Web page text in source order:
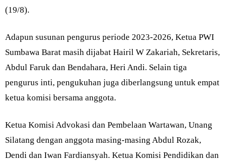
(19/8).
Adapun susunan pengurus periode 2023-2026, Ketua PWI
Sumbawa Barat masih dijabat Hairil W Zakariah, Sekretaris,
Abdul Faruk dan Bendahara, Heri Andi. Selain tiga
pengurus inti, pengukuhan juga diberlangsung untuk empat
ketua komisi bersama anggota.
Ketua Komisi Advokasi dan Pembelaan Wartawan, Unang
Silatang dengan anggota masing-masing Abdul Rozak,
Dendi dan Iwan Fardiansyah. Ketua Komisi Pendidikan dan